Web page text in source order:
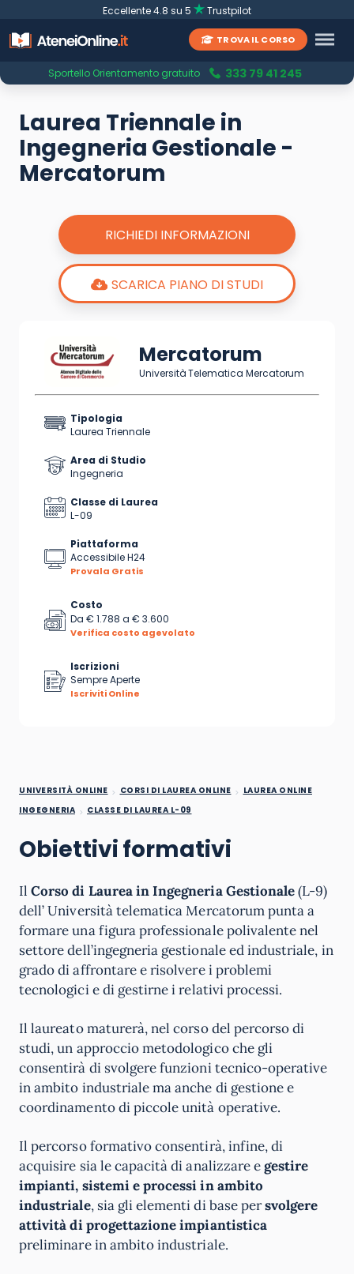
Eccellente 4.8 su 5 Trustpilot
TROVA IL CORSO
Sportello Orientamento gratuito 333 79 41 245
Laurea Triennale in
Ingegneria Gestionale -
Mercatorum
RICHIEDI INFORMAZIONI
SCARICA PIANO DI STUDI
Mercatorum
Università Telematica Mercatorum
Tipologia
Laurea Triennale
Area di Studio
Ingegneria
Classe di Laurea
L-09
Piattaforma
Accessibile H24
Provala Gratis
Costo
Da € 1.788 a € 3.600
Verifica costo agevolato
Iscrizioni
Sempre Aperte
Iscriviti Online
UNIVERSITÀ ONLINE CORSI DI LAUREA ONLINE
LAUREA ONLINE
INGEGNERIA
CLASSE DI LAUREA L-09
Obiettivi formativi
IlCorso di Laurea in Ingegneria Gestionale(L-9)
dell’ Università telematica Mercatorum punta a
formare una figura professionale polivalente nel
settore dell’ingegneria gestionale ed industriale, in
grado di affrontare e risolvere i problemi
tecnologici e di gestirne i relativi processi.
Il laureato maturerà, nel corso del percorso di
studi, un approccio metodologico che gli
consentirà di svolgere funzioni tecnico-operative
in ambito industriale ma anche di gestione e
coordinamento di piccole unità operative.
Il percorso formativo consentirà, infine, di
acquisire sia le capacità di analizzare egestire
impianti, sistemi e processi in ambito
industriale, sia gli elementi di base persvolgere
attività di progettazione impiantistica
preliminare in ambito industriale.